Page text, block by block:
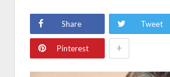
Share Tweet
Pinterest +